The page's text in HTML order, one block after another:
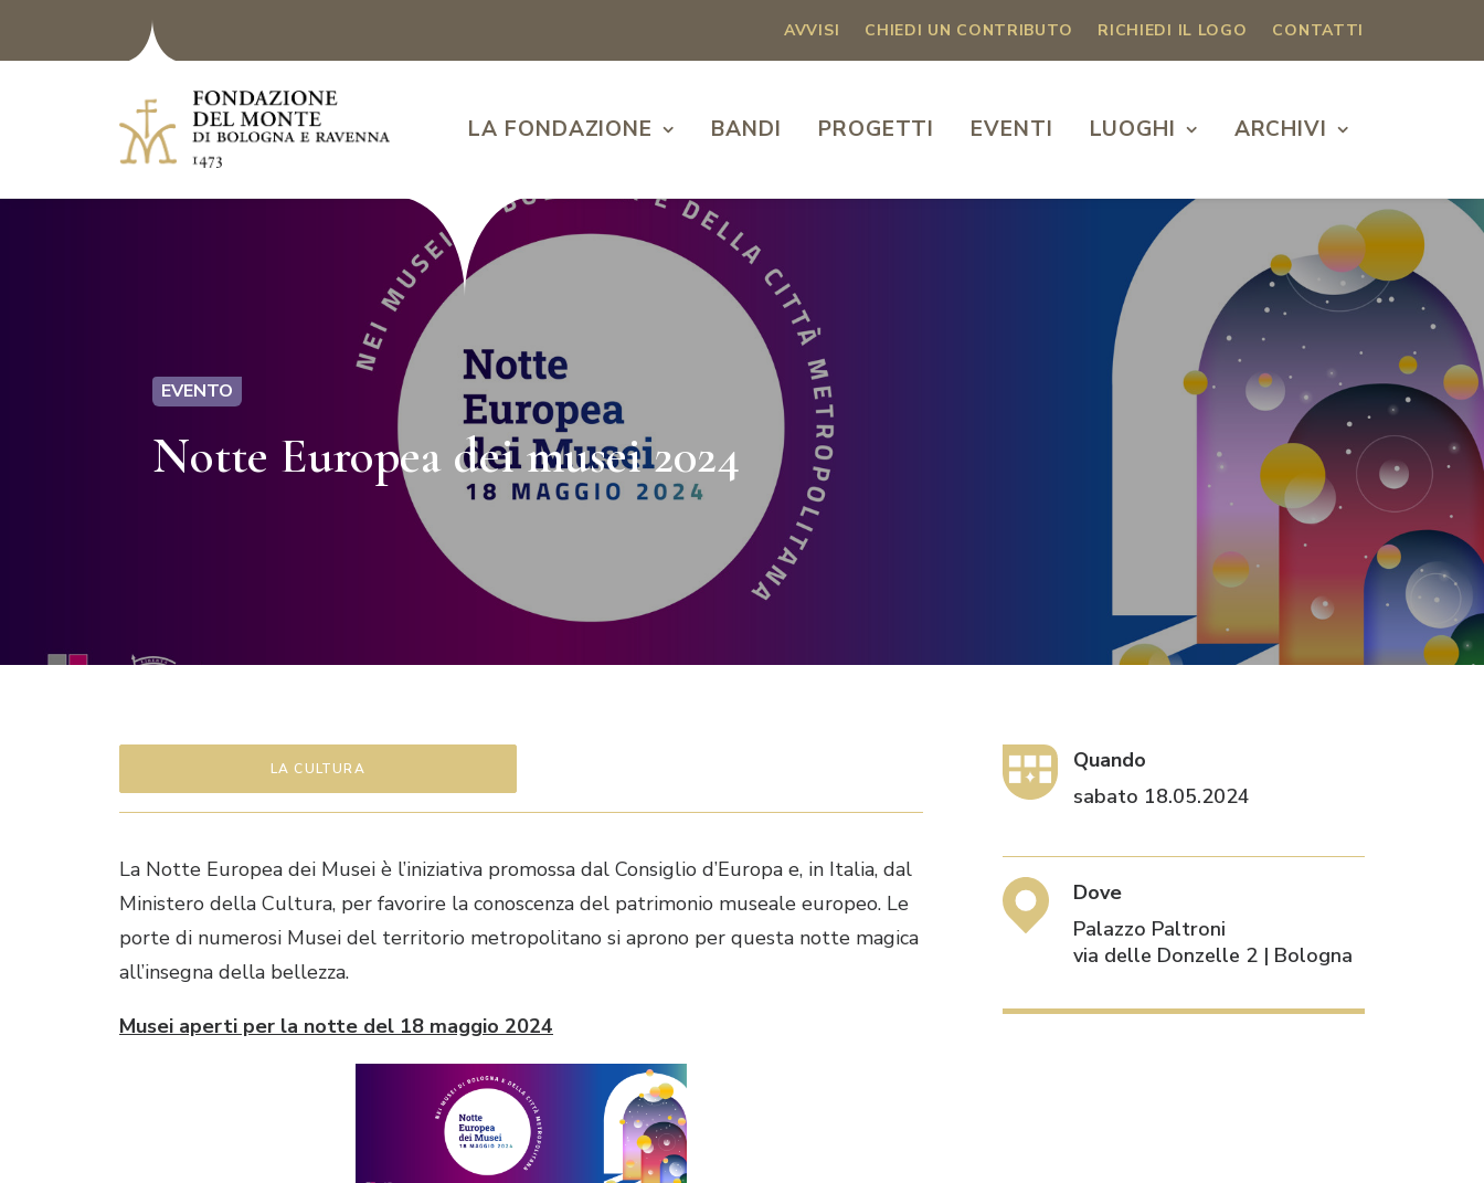
AVVISI CHIEDI UN CONTRIBUTO RICHIEDI IL LOGO CONTATTI
LA FONDAZIONE BANDI PROGETTI EVENTI LUOGHI ARCHIVI
EVENTO
Notte Europea dei musei 2024
LA CULTURA
La Notte Europea dei Musei è l’iniziativa promossa dal Consiglio d’Europa e, in Italia, dal
Ministero della Cultura, per favorire la conoscenza del patrimonio museale europeo. Le
porte di numerosi Musei del territorio metropolitano si aprono per questa notte magica
all’insegna della bellezza.
Musei aperti per la notte del 18 maggio 2024
Quando
sabato 18.05.2024
Dove
Palazzo Paltroni
via delle Donzelle 2 | Bologna